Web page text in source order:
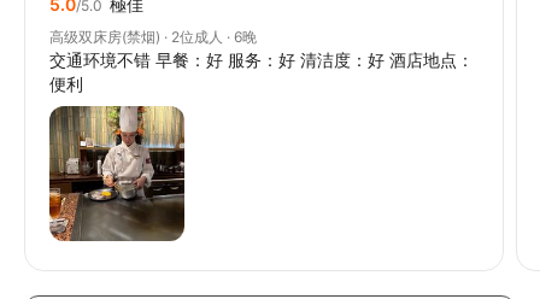
5.0/5.0 極佳
高级双床房(禁烟) · 2位成人 · 6晚
交通环境不错 早餐：好 服务：好 清洁度：好 酒店地点：
便利